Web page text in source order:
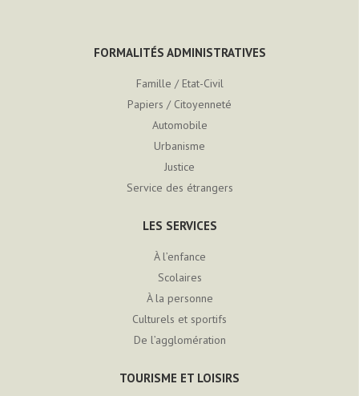
FORMALITÉS ADMINISTRATIVES
Famille / Etat-Civil
Papiers / Citoyenneté
Automobile
Urbanisme
Justice
Service des étrangers
LES SERVICES
À l’enfance
Scolaires
À la personne
Culturels et sportifs
De l’agglomération
TOURISME ET LOISIRS